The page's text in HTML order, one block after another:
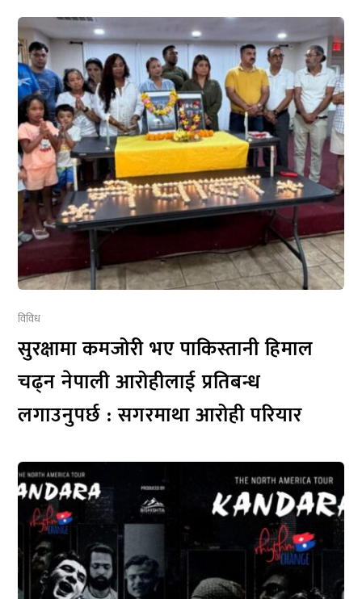
विविध
सुरक्षामा कमजोरी भए पाकिस्तानी हिमाल
चढ्न नेपाली आरोहीलाई प्रतिबन्ध
लगाउनुपर्छ : सगरमाथा आरोही परियार